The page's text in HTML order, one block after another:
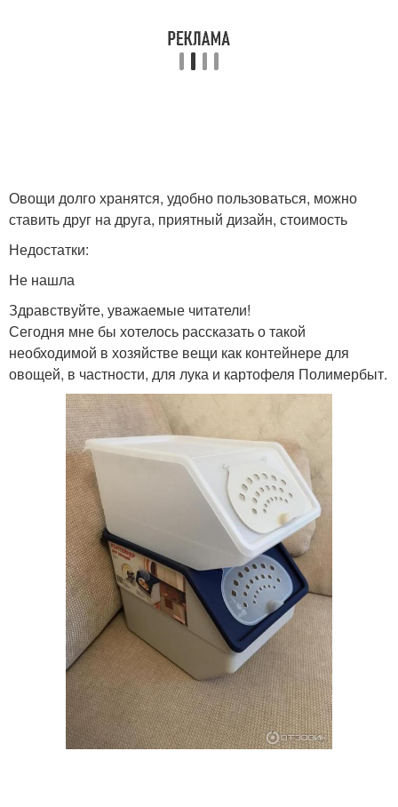
Овощи долго хранятся, удобно пользоваться, можно
ставить друг на друга, приятный дизайн, стоимость
Недостатки:
Не нашла
Здравствуйте, уважаемые читатели!
Сегодня мне бы хотелось рассказать о такой
необходимой в хозяйстве вещи как контейнере для
овощей, в частности, для лука и картофеля Полимербыт.